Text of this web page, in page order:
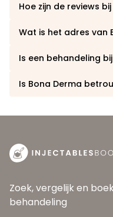
Hoe zijn de reviews
Wat is het adres van
Is een behandeling
Is Bona Derma
Zoek, vergelijk en
behandeling